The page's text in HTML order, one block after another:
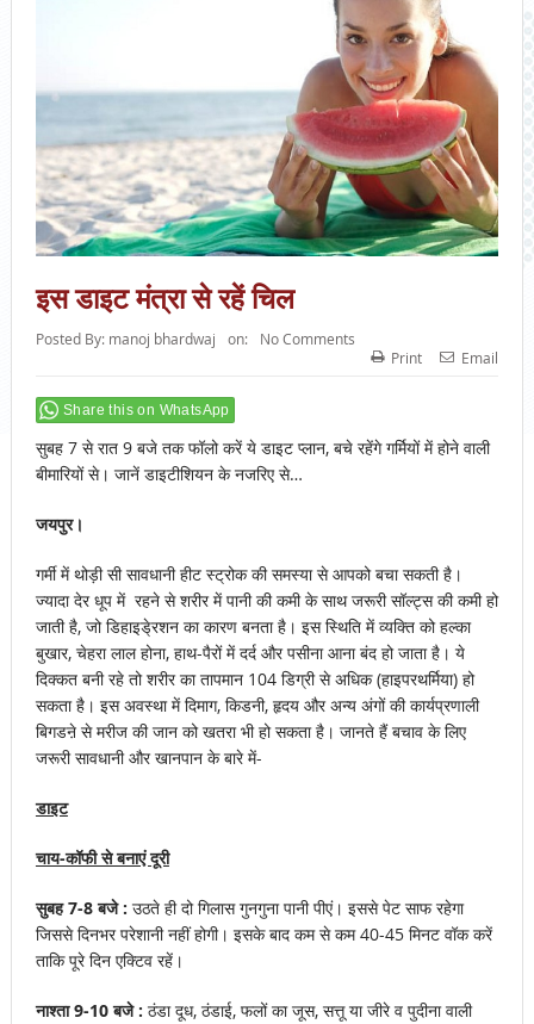
इस डाइट मंत्रा से रहें चिल
Posted By: manoj bhardwaj on:
No Comments
Print
Email
Share this on WhatsApp
सुबह 7 से रात 9 बजे तक फॉलो करें ये डाइट प्लान, बचे रहेंगे गर्मियों में होने वाली
बीमारियों से। जानें डाइटीशियन के नजरिए से…
जयपुर।
गर्मी में थोड़ी सी सावधानी हीट स्ट्रोक की समस्या से आपको बचा सकती है।
ज्यादा देर धूप में रहने से शरीर में पानी की कमी के साथ जरूरी सॉल्ट्स की कमी हो
जाती है, जो डिहाइडे्रशन का कारण बनता है। इस स्थिति में व्यक्ति को हल्का
बुखार, चेहरा लाल होना, हाथ-पैरों में दर्द और पसीना आना बंद हो जाता है। ये
दिक्कत बनी रहे तो शरीर का तापमान 104 डिग्री से अधिक (हाइपरथर्मिया) हो
सकता है। इस अवस्था में दिमाग, किडनी, हृदय और अन्य अंगों की कार्यप्रणाली
बिगडऩे से मरीज की जान को खतरा भी हो सकता है। जानते हैं बचाव के लिए
जरूरी सावधानी और खानपान के बारे में-
डाइट
चाय-कॉफी से बनाएं दूरी
सुबह 7-8 बजे : उठते ही दो गिलास गुनगुना पानी पीएं। इससे पेट साफ रहेगा
जिससे दिनभर परेशानी नहीं होगी। इसके बाद कम से कम 40-45 मिनट वॉक करें
ताकि पूरे दिन एक्टिव रहें।
नाश्ता 9-10 बजे : ठंडा दूध, ठंडाई, फलों का जूस, सत्तू या जीरे व पुदीना वाली